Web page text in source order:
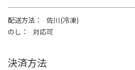
配送方法
佐川(冷凍)
のし
対応可
決済方法